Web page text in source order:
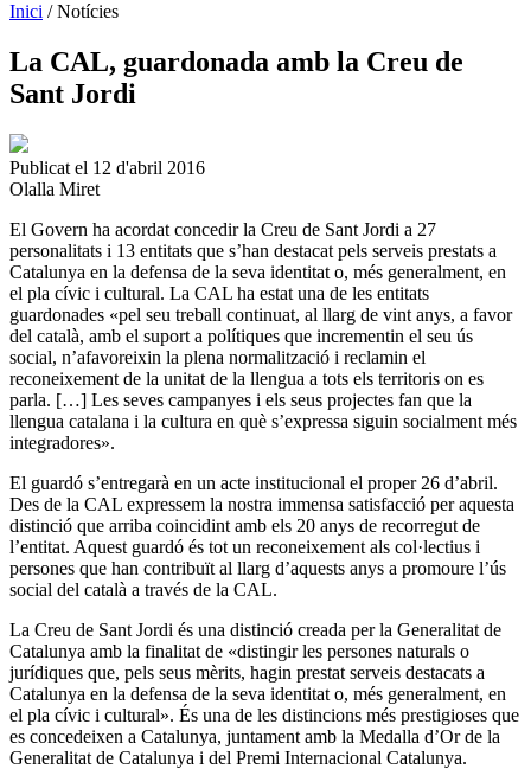
Inici /Notícies
La CAL, guardonada amb la Creu de
Sant Jordi
Publicat el 12 d'abril 2016
Olalla Miret
El Govern ha acordat concedir la Creu de Sant Jordi a 27
personalitats i 13 entitats que s’han destacat pels serveis prestats a
Catalunya en la defensa de la seva identitat o, més generalment, en
el pla cívic i cultural. La CAL ha estat una de les entitats
guardonades «pel seu treball continuat, al llarg de vint anys, a favor
del català, amb el suport a polítiques que incrementin el seu ús
social, n’afavoreixin la plena normalització i reclamin el
reconeixement de la unitat de la llengua a tots els territoris on es
parla. […] Les seves campanyes i els seus projectes fan que la
llengua catalana i la cultura en què s’expressa siguin socialment més
integradores».
El guardó s’entregarà en un acte institucional el proper 26 d’abril.
Des de la CAL expressem la nostra immensa satisfacció per aquesta
distinció que arriba coincidint amb els 20 anys de recorregut de
l’entitat. Aquest guardó és tot un reconeixement als col·lectius i
persones que han contribuït al llarg d’aquests anys a promoure l’ús
social del català a través de la CAL.
La Creu de Sant Jordi és una distinció creada per la Generalitat de
Catalunya amb la finalitat de «distingir les persones naturals o
jurídiques que, pels seus mèrits, hagin prestat serveis destacats a
Catalunya en la defensa de la seva identitat o, més generalment, en
el pla cívic i cultural». És una de les distincions més prestigioses que
es concedeixen a Catalunya, juntament amb la Medalla d’Or de la
Generalitat de Catalunya i del Premi Internacional Catalunya.